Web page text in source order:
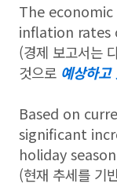
The
inflation rates
(경제 보고서는
것으로 예상하고
Based on
significant
holiday
(현재 추세를 기